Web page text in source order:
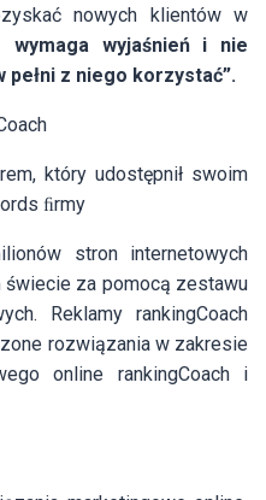
nowych klientów w
wymaga wyjaśnień i nie
z niego korzystać”.
który udostępnił swoim
ﬁrmy
stron internetowych
świecie za pomocą zestawu
Reklamy rankingCoach
rozwiązania w zakresie
online rankingCoach i